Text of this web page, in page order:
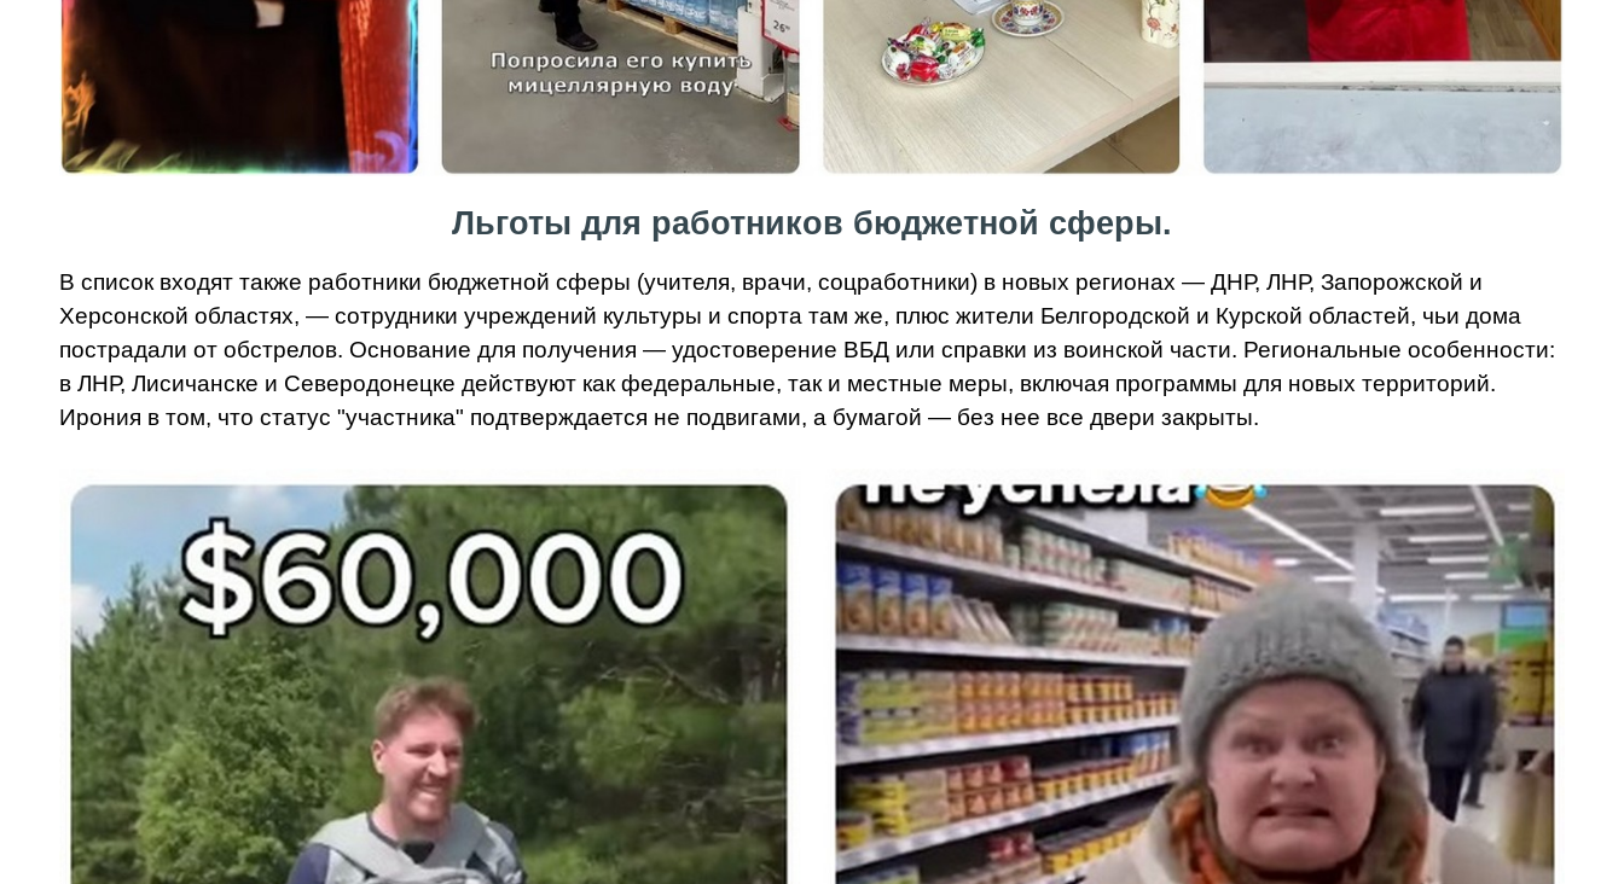
Льготы для работников бюджетной сферы.
В список входят также работники бюджетной сферы (учителя, врачи, соцработники) в новых регионах — ДНР, ЛНР, Запорожской и
Херсонской областях, — сотрудники учреждений культуры и спорта там же, плюс жители Белгородской и Курской областей, чьи дома
пострадали от обстрелов. Основание для получения — удостоверение ВБД или справки из воинской части. Региональные особенности:
в ЛНР, Лисичанске и Северодонецке действуют как федеральные, так и местные меры, включая программы для новых территорий.
Ирония в том, что статус "участника" подтверждается не подвигами, а бумагой — без нее все двери закрыты.